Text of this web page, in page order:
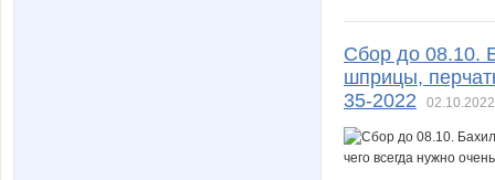
Сбор до 08.10.
шприцы,
35-2022